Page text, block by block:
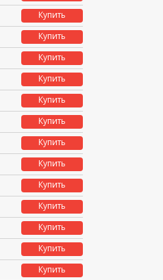
Купить
Купить
Купить
Купить
Купить
Купить
Купить
Купить
Купить
Купить
Купить
Купить
Купить